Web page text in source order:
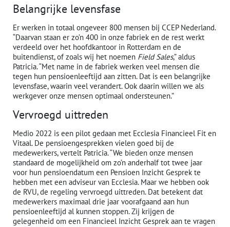
Belangrijke levensfase
Er werken in totaal ongeveer 800 mensen bij CCEP Nederland.
“Daarvan staan er zo’n 400 in onze fabriek en de rest werkt
verdeeld over het hoofdkantoor in Rotterdam en de
buitendienst, of zoals wij het noemen Field Sales,” aldus
Patricia. “Met name in de fabriek werken veel mensen die
tegen hun pensioenleeftijd aan zitten. Dat is een belangrijke
levensfase, waarin veel verandert. Ook daarin willen we als
werkgever onze mensen optimaal ondersteunen.”
Vervroegd uittreden
Medio 2022 is een pilot gedaan met Ecclesia Financieel Fit en
Vitaal. De pensioengesprekken vielen goed bij de
medewerkers, vertelt Patricia. “We bieden onze mensen
standaard de mogelijkheid om zo’n anderhalf tot twee jaar
voor hun pensioendatum een Pensioen Inzicht Gesprek te
hebben met een adviseur van Ecclesia. Maar we hebben ook
de RVU, de regeling vervroegd uittreden. Dat betekent dat
medewerkers maximaal drie jaar voorafgaand aan hun
pensioenleeftijd al kunnen stoppen. Zij krijgen de
gelegenheid om een Financieel Inzicht Gesprek aan te vragen